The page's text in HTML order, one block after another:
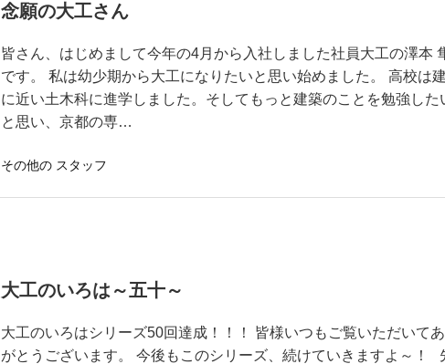
念願の大工さん
皆さん、はじめまして今年の4月から入社しました社員大工の澤本
です。 私は幼少期から大工になりたいと思い始めました。 高校は
に近い土木科に進学しました。そしてもっと建築のことを勉強した
と思い、京都の専…
その他の スタッフ
大工のいろは～五十～
大工のいろはシリーズ50回達成！！！ 皆様いつもご覧いただいてあ
がとうございます。 今後もこのシリーズ、続けていきますよ～！